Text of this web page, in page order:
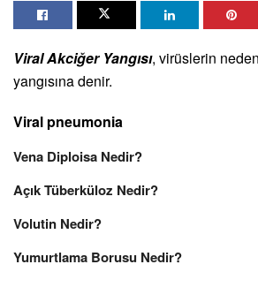
Viral Akciğer Yangısı, virüslerin
yangısına denir.
Viral pneumonia
Vena Diploisa Nedir?
Açık Tüberküloz Nedir?
Volutin Nedir?
Yumurtlama Borusu Nedir?